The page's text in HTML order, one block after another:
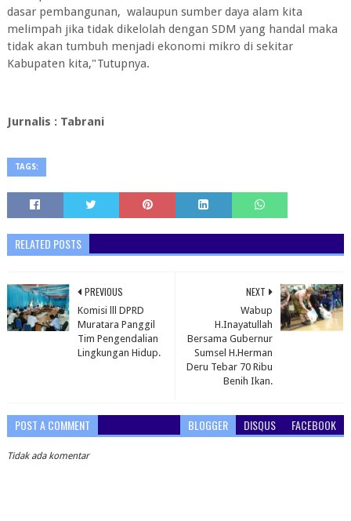
dasar pembangunan, walaupun sumber daya alam kita
melimpah jika tidak dikelolah dengan SDM yang handal maka
tidak akan tumbuh menjadi ekonomi mikro di sekitar
Kabupaten kita,"Tutupnya.
Jurnalis : Tabrani
TAGS:
RELATED POSTS
NEXT
Wabup
H.Inayatullah
Bersama Gubernur
Sumsel H.Herman
Deru Tebar 70 Ribu
Benih Ikan.
PREVIOUS
Komisi lll DPRD
Muratara Panggil
Tim Pengendalian
Lingkungan Hidup.
POST A COMMENT BLOGGER DISQUS FACEBOOK
Tidak ada komentar